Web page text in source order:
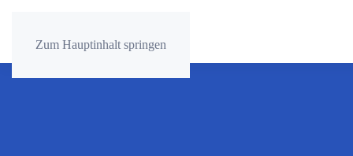
Zum Hauptinhalt springen